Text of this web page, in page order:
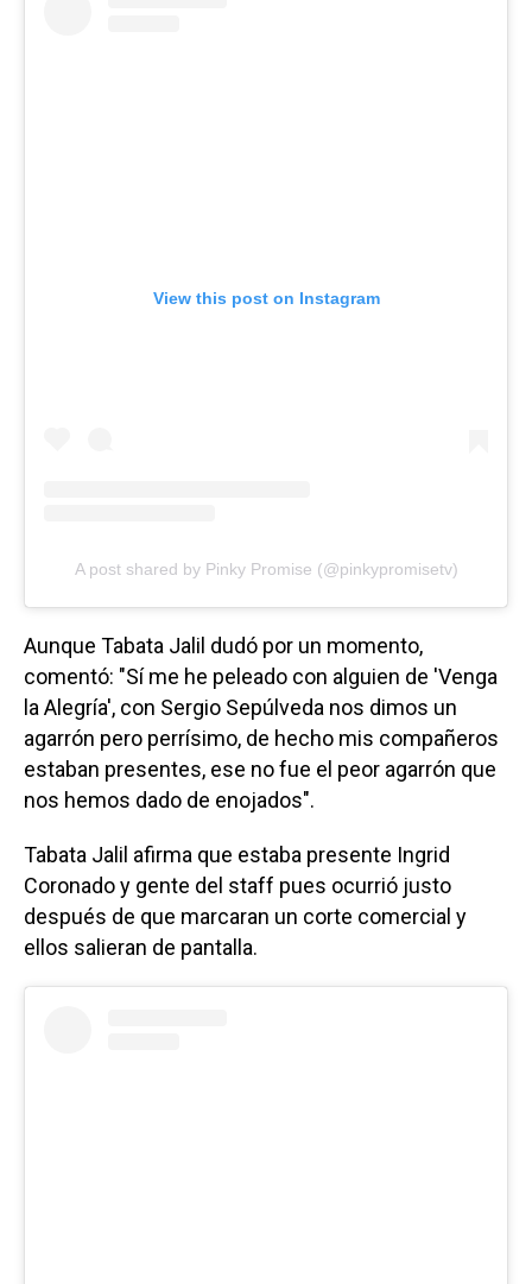
View this post on Instagram
A post shared by Pinky Promise (@pinkypromisetv)
Aunque Tabata Jalil dudó por un momento,
comentó: "Sí me he peleado con alguien de 'Venga
la Alegría', con Sergio Sepúlveda nos dimos un
agarrón pero perrísimo, de hecho mis compañeros
estaban presentes, ese no fue el peor agarrón que
nos hemos dado de enojados".
Tabata Jalil afirma que estaba presente Ingrid
Coronado y gente del staff pues ocurrió justo
después de que marcaran un corte comercial y
ellos salieran de pantalla.